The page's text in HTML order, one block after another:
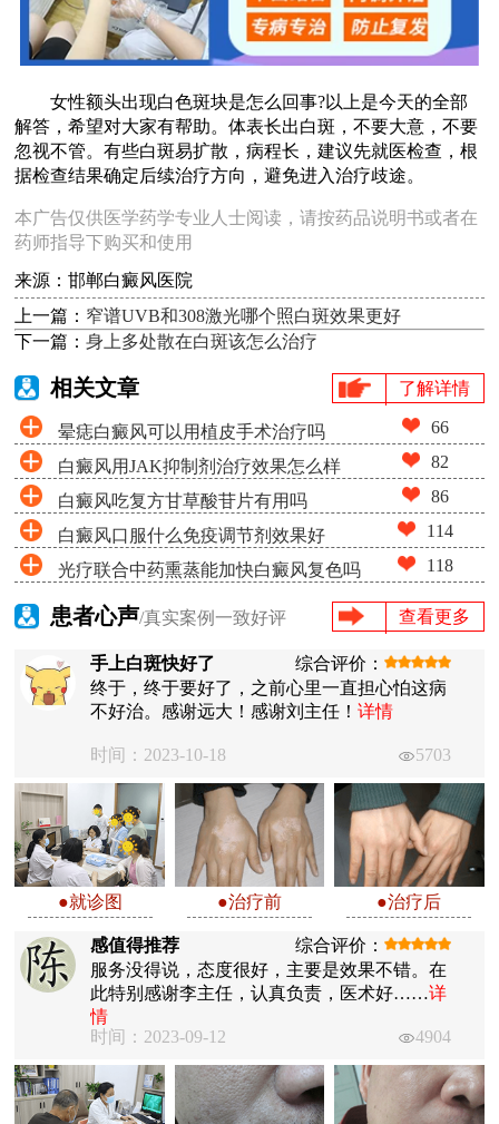
女性额头出现白色斑块是怎么回事?以上是今天的全部
解答，希望对大家有帮助。体表长出白斑，不要大意，不要
忽视不管。有些白斑易扩散，病程长，建议先就医检查，根
据检查结果确定后续治疗方向，避免进入治疗歧途。
本广告仅供医学药学专业人士阅读，请按药品说明书或者在
药师指导下购买和使用
来源：邯郸白癜风医院
上一篇： 窄谱UVB和308激光哪个照白斑效果更好
下一篇：身上多处散在白斑该怎么治疗
相关文章 了解详情
晕痣白癜风可以用植皮手术治疗吗 66
白癜风用JAK抑制剂治疗效果怎么样 82
白癜风吃复方甘草酸苷片有用吗 86
白癜风口服什么免疫调节剂效果好 114
光疗联合中药熏蒸能加快白癜风复色吗 118
患者心声/真实案例一致好评 查看更多
手上白斑快好了
综合评价：
终于，终于要好了，之前心里一直担心怕这病
不好治。感谢远大！感谢刘主任！详情
时间：2023-10-18 5703
●就诊图 ●治疗前 ●治疗后
感值得推荐
综合评价：
服务没得说，态度很好，主要是效果不错。在
此特别感谢李主任，认真负责，医术好……详
情
时间：2023-09-12
4904